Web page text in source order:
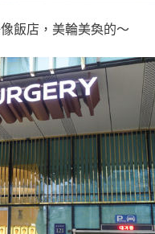
飯店，美輪美奐的～